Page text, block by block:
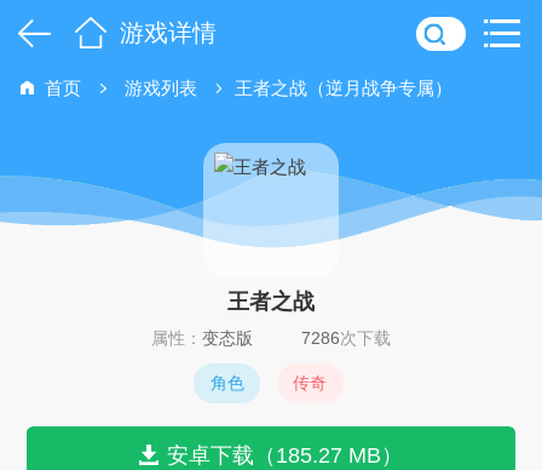
游戏详情
首页 游戏列表 王者之战（逆月战争专属）
王者之战
属性： 变态版 7286次下载
角色 传奇
安卓下载（185.27 MB）